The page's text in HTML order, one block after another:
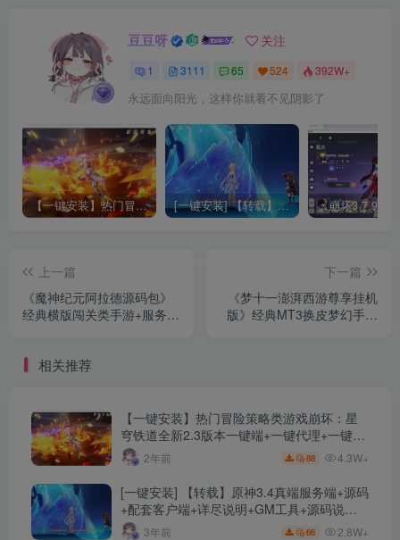
豆豆呀 关注
1 3111 65 524 392W+
永远面向阳光，这样你就看不见阴影了
【一键安装】热门冒险策略类游戏崩坏：星穹铁道全新2.3版本一键端+一键代理+一键启动+免虚拟机 [一键安装] 【转载】原神3.4真端服务端+源码+配套客户端+详尽说明+GM工具+源码说明文件
上一篇
《魔神纪元阿拉德源码包》
经典横版闯关类手游+服务端
下一篇
《梦十一澎湃西游尊享挂机
版》经典MT3换皮梦幻手游
相关推荐
【一键安装】热门冒险策略类游戏崩坏：星
穹铁道全新2.3版本一键端+一键代理+一键启
动+免虚拟机
2年前 88 4.3W+
[一键安装] 【转载】原神3.4真端服务端+源码
+配套客户端+详尽说明+GM工具+源码说明
文件3年前 66 2.8W+